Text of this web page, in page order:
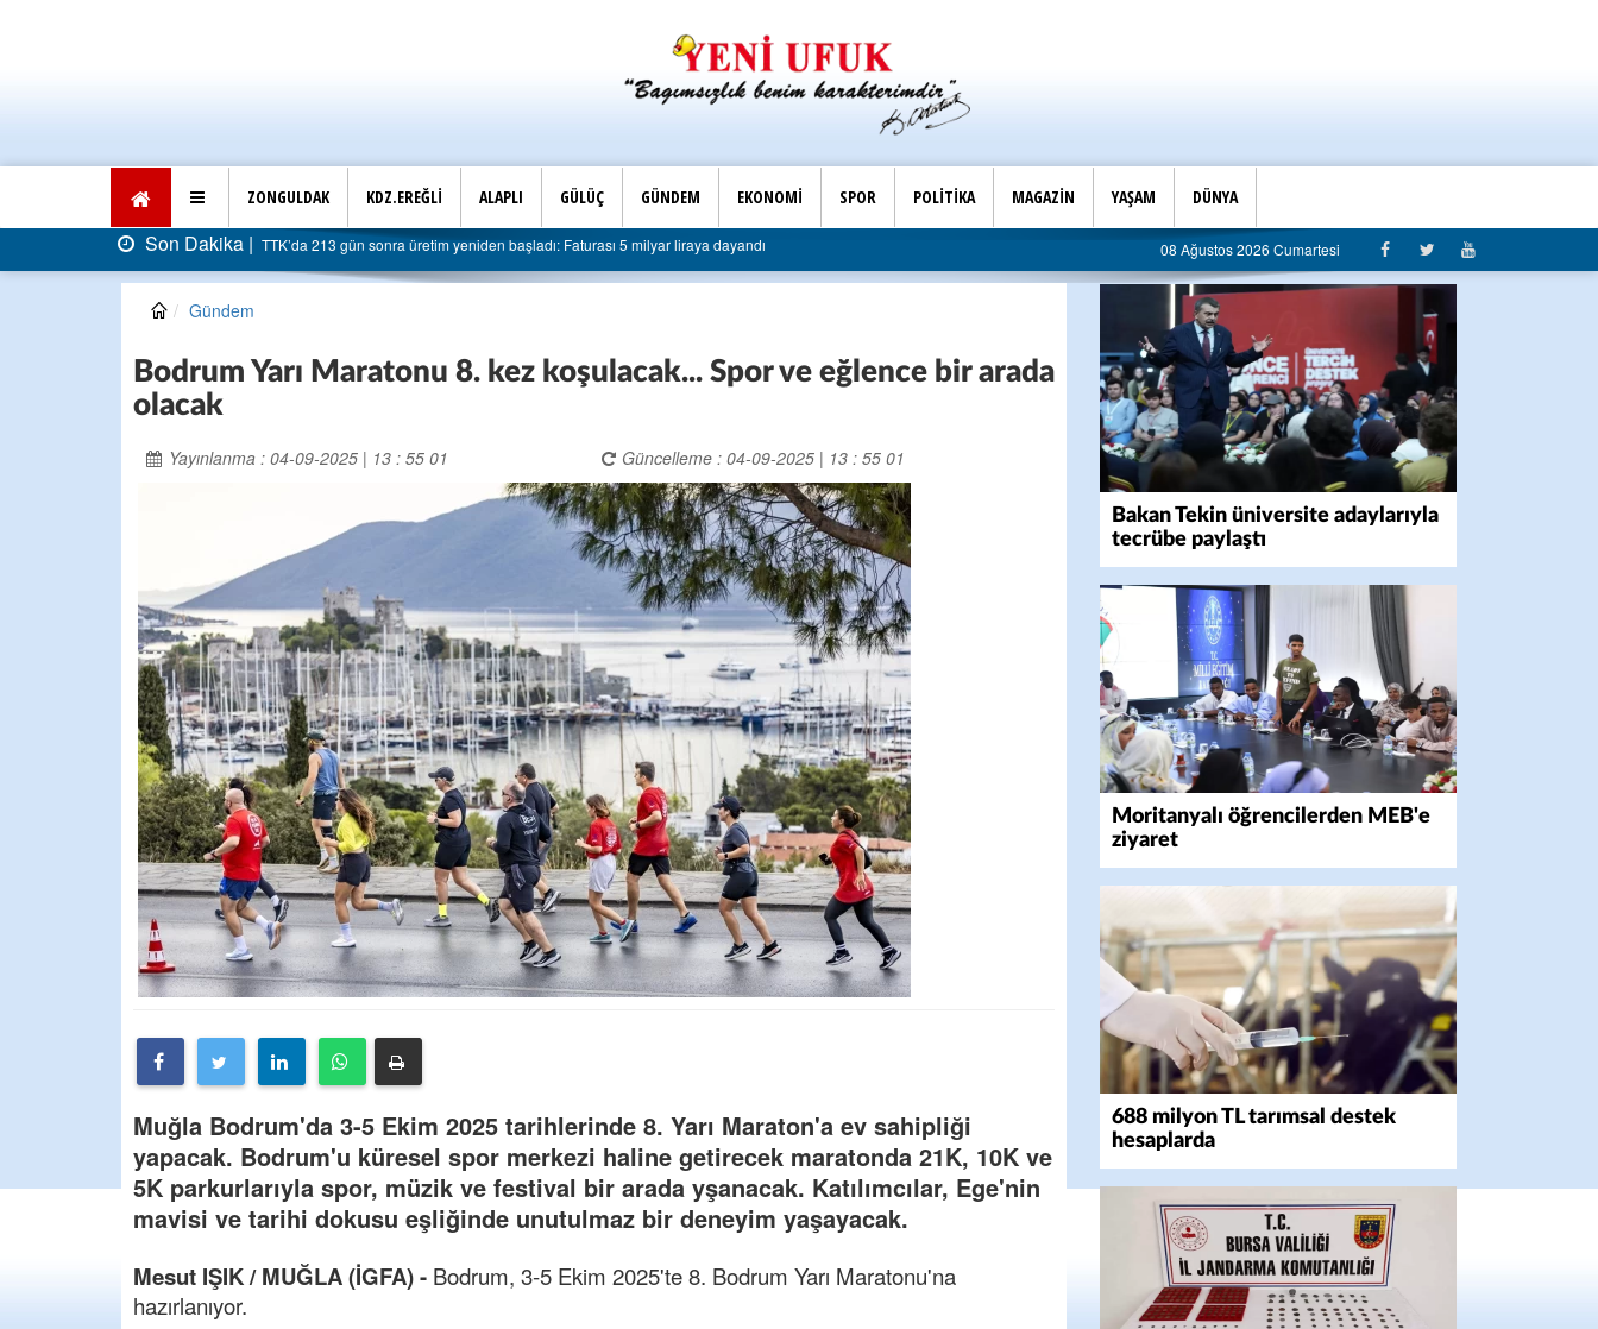
ZONGULDAK KDZ.EREĞLİ ALAPLI GÜLÜÇ GÜNDEM EKONOMİ SPOR POLİTİKA MAGAZİN YAŞAM DÜNYA
Son Dakika |AK Parti Ereğli İlçe Başkanlığı’ndan belediyeye sert eleştiri: “Algı siyaseti değil, hizmet belediyeciliği” 08 Ağustos 2026 Cumartesi
Gündem
Bodrum Yarı Maratonu 8. kez koşulacak... Spor ve eğlence bir arada
olacak
Yayınlanma : 04-09-2025 | 13 : 55 01 Güncelleme : 04-09-2025 | 13 : 55 01
Muğla Bodrum'da 3-5 Ekim 2025 tarihlerinde 8. Yarı Maraton'a ev sahipliği
yapacak. Bodrum'u küresel spor merkezi haline getirecek maratonda 21K, 10K ve
5K parkurlarıyla spor, müzik ve festival bir arada yşanacak. Katılımcılar, Ege'nin
mavisi ve tarihi dokusu eşliğinde unutulmaz bir deneyim yaşayacak.
Mesut IŞIK / MUĞLA (İGFA) - Bodrum, 3-5 Ekim 2025'te 8. Bodrum Yarı Maratonu'na
hazırlanıyor.
Bakan Tekin üniversite adaylarıyla
tecrübe paylaştı
Moritanyalı öğrencilerden MEB'e
ziyaret
688 milyon TL tarımsal destek
hesaplarda